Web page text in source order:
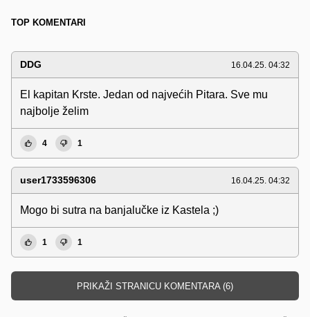
TOP KOMENTARI
DDG 16.04.25. 04:32
El kapitan Krste. Jedan od najvećih Pitara. Sve mu
najbolje želim
4 1
user1733596306 16.04.25. 04:32
Mogo bi sutra na banjalučke iz Kastela ;)
1 1
PRIKAŽI STRANICU KOMENTARA (6)